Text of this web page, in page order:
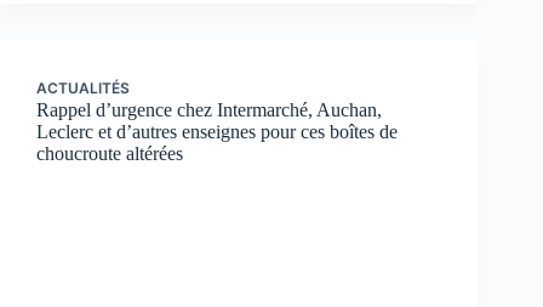
ACTUALITÉS
Rappel d’urgence chez Intermarché, Auchan,
Leclerc et d’autres enseignes pour ces boîtes de
choucroute altérées